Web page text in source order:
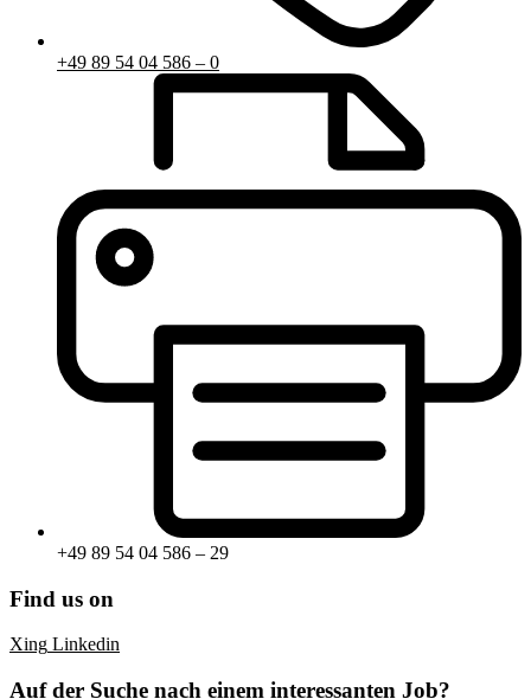
+49 89 54 04 586 – 0
+49 89 54 04 586 – 29
Find us on
Xing Linkedin
Auf der Suche nach einem interessanten Job?